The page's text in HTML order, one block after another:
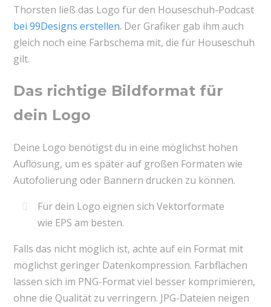
Thorsten ließ das Logo für den Houseschuh-Podcast
bei 99Designs erstellen. Der Grafiker gab ihm auch
gleich noch eine Farbschema mit, die für Houseschuh
gilt.
Das richtige Bildformat für
dein Logo
Deine Logo benötigst du in eine möglichst hohen
Auflösung, um es später auf großen Formaten wie
Autofolierung oder Bannern drucken zu können.
Für dein Logo eignen sich Vektorformate
wie EPS am besten.
Falls das nicht möglich ist, achte auf ein Format mit
möglichst geringer Datenkompression. Farbflächen
lassen sich im PNG-Format viel besser komprimieren,
ohne die Qualität zu verringern. JPG-Dateien neigen